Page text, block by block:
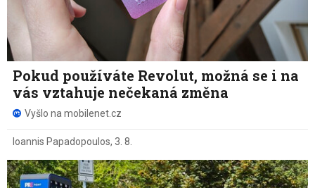
Pokud používáte Revolut, možná se i na
vás vztahuje nečekaná změna
Vyšlo na mobilenet.cz
Ioannis Papadopoulos, 3. 8.